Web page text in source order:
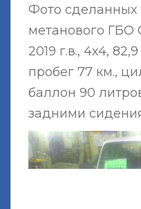
Фото сделанных
метанового ГБО
2019 г.в., 4х4,
пробег 77 км.,
баллон 90
задними